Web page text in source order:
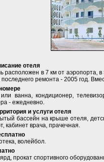
отеля
расположен в 7 км от аэропорта,
ремонта - 2005 год.
ванна, кондиционер,
- ежедневно.
и услуги отеля
бассейн на крыше отеля,
кабинет врача, прачечная.
волейбол.
прокат спортивного